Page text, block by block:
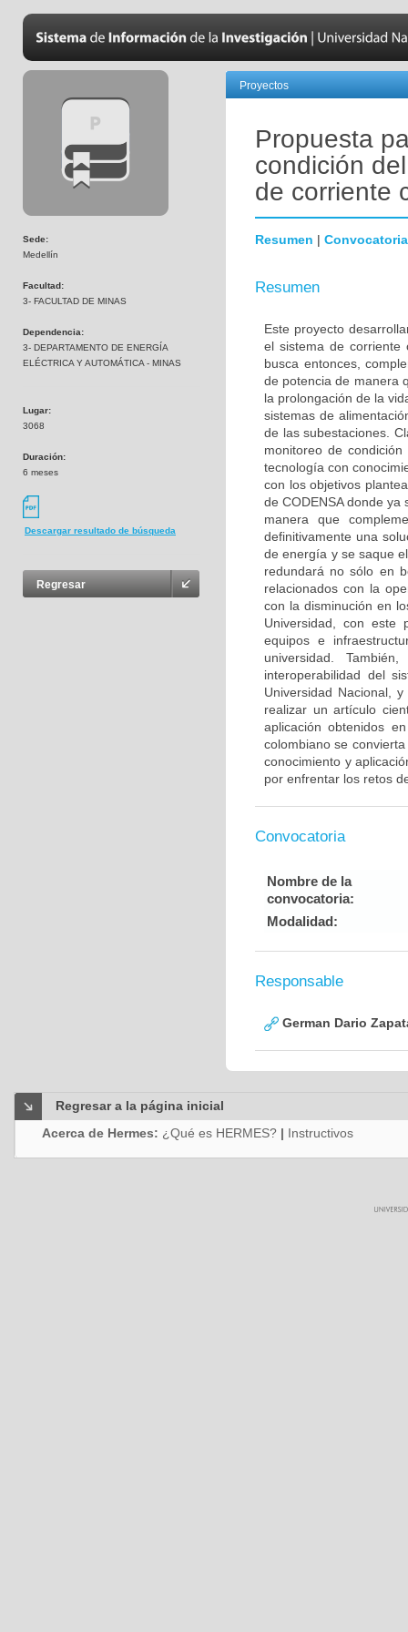
Sede:
Medellín
Facultad:
3- FACULTAD DE MINAS
Dependencia:
3- DEPARTAMENTO DE ENERGÍA
ELÉCTRICA Y AUTOMÁTICA - MINAS
Lugar:
3068
Duración:
6 meses
Descargar resultado de búsqueda
Regresar
Proyectos
Propuesta
condición
de corriente
Resumen | Convocatoria
Resumen
Este proyecto
el sistema de corriente
busca entonces,
de potencia de manera
la prolongación de la
sistemas de
de las subestaciones.
monitoreo de
tecnología con
con los objetivos
de CODENSA donde
manera que
definitivamente una
de energía y se saque
redundará no sólo en
relacionados con la
con la disminución en
Universidad, con este
equipos e
universidad.
interoperabilidad del
Universidad Nacional,
realizar un artículo
aplicación obtenidos
colombiano se
conocimiento y
por enfrentar los retos
Convocatoria
Nombre de la
convocatoria:
Modalidad:
Responsable
German Dario
Regresar a la página inicial
Acerca de Hermes: ¿Qué es HERMES? | Instructivos